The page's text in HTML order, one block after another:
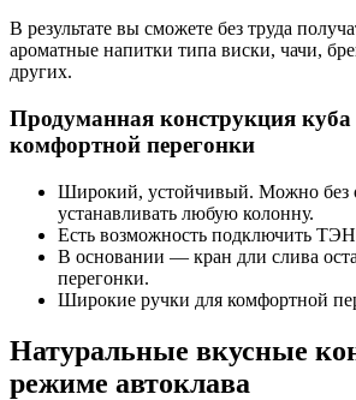
В результате вы сможете без труда
ароматные напитки типа виски, чачи,
других.
Продуманная конструкция куба
комфортной перегонки
Широкий, устойчивый. Можно без
устанавливать любую колонну.
Есть возможность подключить
В основании — кран дли слива
перегонки.
Широкие ручки для комфортной
Натуральные вкусные
режиме автоклава